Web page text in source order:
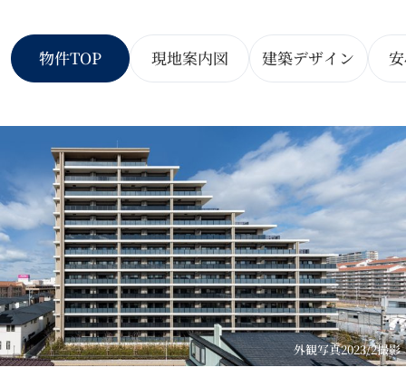
物件TOP 現地案内図 建築デザイン
外観写真2023/2撮影